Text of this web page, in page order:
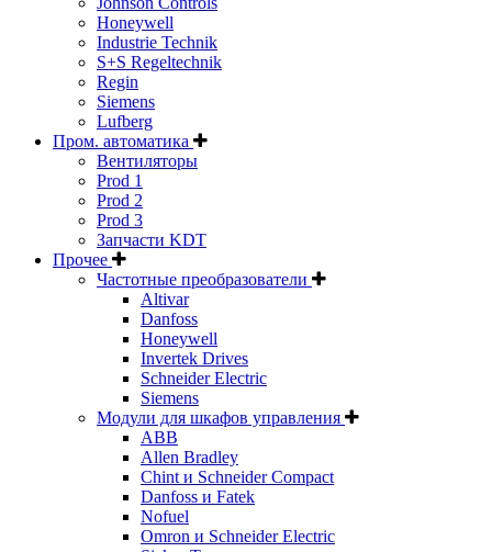
Honeywell
Industrie Technik
S+S Regeltechnik
Regin
Siemens
Lufberg
Пром. автоматика
Вентиляторы
Prod 1
Prod 2
Prod 3
Запчасти KDT
Прочее
Частотные преобразователи
Altivar
Danfoss
Honeywell
Invertek Drives
Schneider Electric
Siemens
Модули для шкафов управления
ABB
Allen Bradley
Chint и Schneider Compact
Danfoss и Fatek
Nofuel
Omron и Schneider Electric